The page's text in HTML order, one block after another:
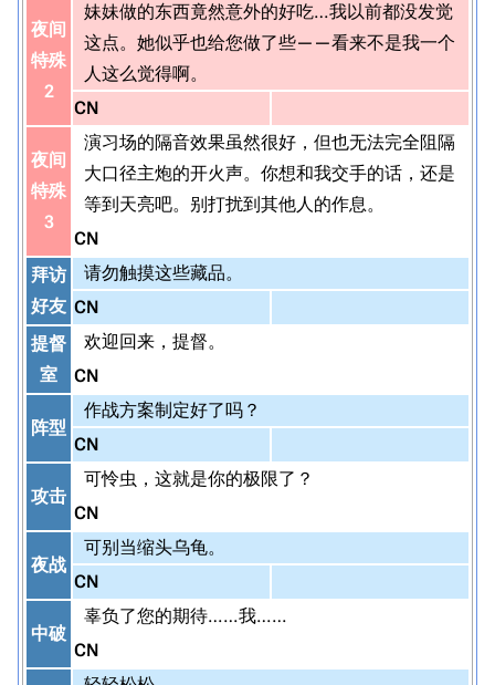
夜间
特殊
2
妹妹做的东西竟然意外的好吃…我以前都没发觉
这点。她似乎也给您做了些——看来不是我一个
人这么觉得啊。
CN
夜间
特殊
3
演习场的隔音效果虽然很好，但也无法完全阻隔
大口径主炮的开火声。你想和我交手的话，还是
等到天亮吧。别打扰到其他人的作息。
CN
拜访
好友
请勿触摸这些藏品。
CN
提督
室
欢迎回来，提督。
CN
阵型
作战方案制定好了吗？
CN
攻击
可怜虫，这就是你的极限了？
CN
夜战
可别当缩头乌龟。
CN
中破
辜负了您的期待……我……
CN